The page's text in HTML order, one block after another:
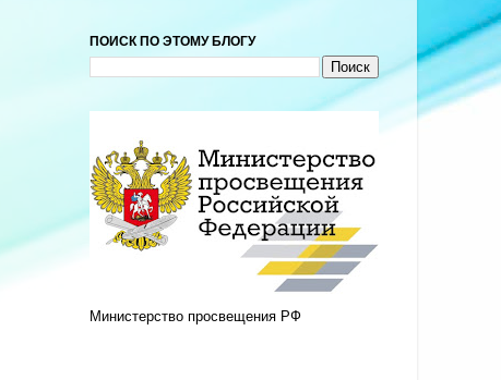
ПОИСК ПО ЭТОМУ БЛОГУ
Министерство просвещения РФ